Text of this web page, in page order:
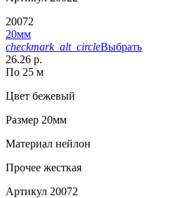
20072
20мм
checkmark_alt_circleВыбрать
26.26 р.
По 25 м
Цвет бежевый
Размер 20мм
Материал нейлон
Прочее жесткая
Артикул 20072